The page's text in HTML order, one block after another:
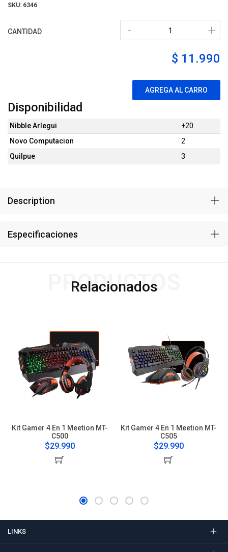
SKU: 6346
CANTIDAD +
-
$ 11.990
AGREGA AL CARRO
Disponibilidad
Nibble Arlegui
+20
Novo Computacion
2
Quilpue
3
Description
Especificaciones
Relacionados
PRODUCTOS
Kit Gamer 4 En 1 Meetion MT-
C500
$29.990
Kit Gamer 4 En 1 Meetion MT-
C505
$29.990
LINKS